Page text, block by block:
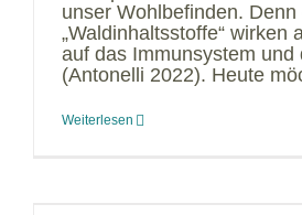
unser Wohlbefinden. Denn
„Waldinhaltsstoffe“ wirken
auf das Immunsystem und
(Antonelli 2022). Heute
Weiterlesen